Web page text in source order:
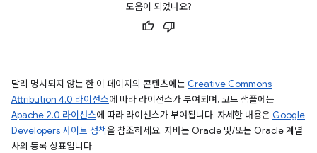
도움이 되었나요?
달리 명시되지 않는 한 이 페이지의 콘텐츠에는 Creative Commons
Attribution 4.0 라이선스에 따라 라이선스가 부여되며, 코드 샘플에는
Apache 2.0 라이선스에 따라 라이선스가 부여됩니다. 자세한 내용은 Google
Developers 사이트 정책을 참조하세요. 자바는 Oracle 및/또는 Oracle 계열
사의 등록 상표입니다.